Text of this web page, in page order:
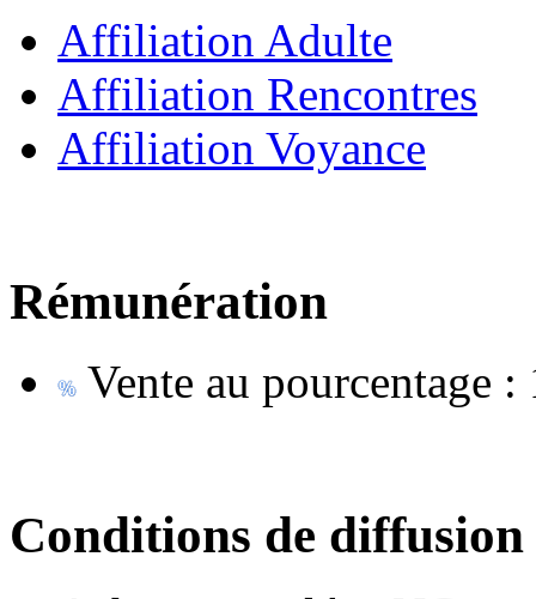
Affiliation Adulte
Affiliation Rencontres
Affiliation Voyance
Rémunération
Vente au pourcentage :
Conditions de diffusion